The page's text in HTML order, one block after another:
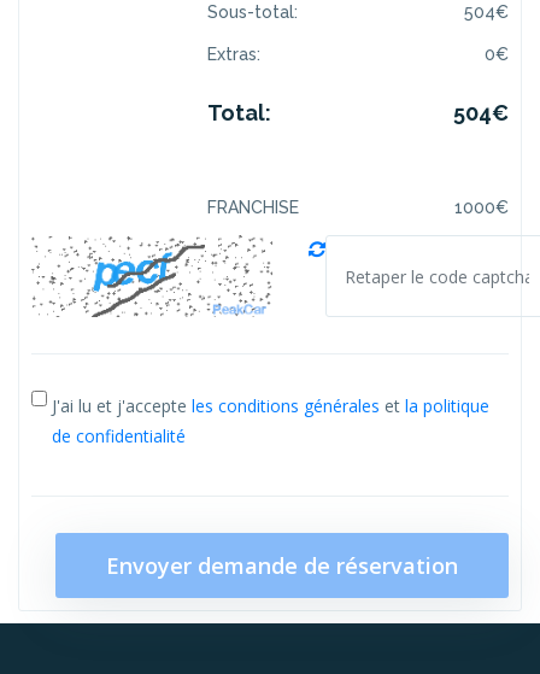
Sous-total: 504€
Extras: 0€
Total: 504€
FRANCHISE 1000€
J'ai lu et j'accepte les conditions générales et la politique
de confidentialité
Envoyer demande de réservation